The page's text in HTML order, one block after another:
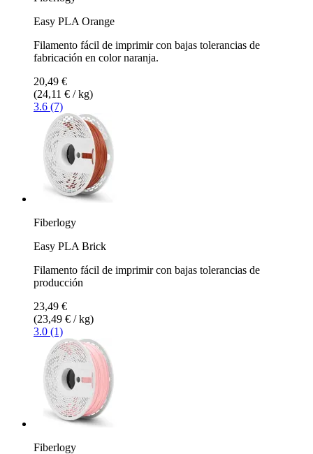
Easy PLA Orange
Filamento fácil de imprimir con bajas tolerancias de
fabricación en color naranja.
20,49 €
(24,11 € / kg)
3.6 (7)
Fiberlogy
Easy PLA Brick
Filamento fácil de imprimir con bajas tolerancias de
producción
23,49 €
(23,49 € / kg)
3.0 (1)
Fiberlogy